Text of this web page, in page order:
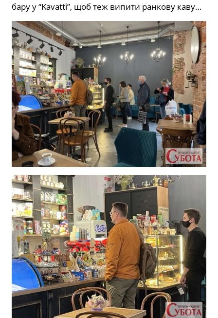
бару у “Kavatti”, щоб теж випити ранкову каву…